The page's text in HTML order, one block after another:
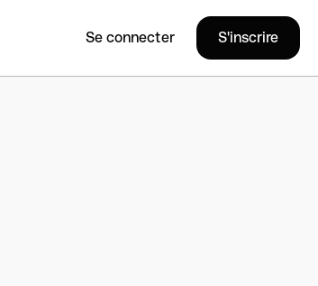
Se connecter S'inscrire